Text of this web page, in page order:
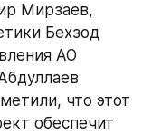
Мирзаев,
Бехзод
АО
что этот
обеспечит